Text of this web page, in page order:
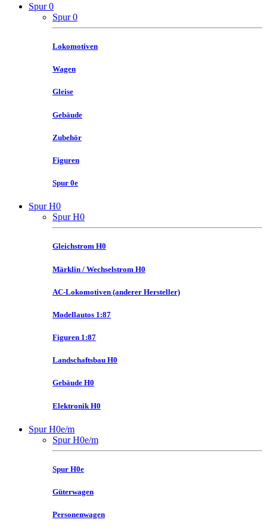
Spur 0
Spur 0
Lokomotiven
Wagen
Gleise
Gebäude
Zubehör
Figuren
Spur 0e
Spur H0
Spur H0
Gleichstrom H0
Märklin / Wechselstrom H0
AC-Lokomotiven (anderer Hersteller)
Modellautos 1:87
Figuren 1:87
Landschaftsbau H0
Gebäude H0
Elektronik H0
Spur H0e/m
Spur H0e/m
Spur H0e
Güterwagen
Personenwagen